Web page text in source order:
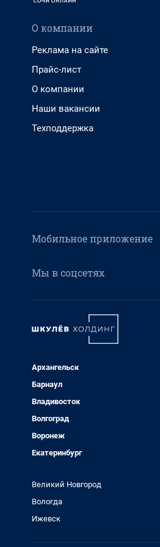
О компании
Реклама на сайте
Прайс-лист
О компании
Наши вакансии
Техподдержка
Мобильное приложение
Мы в соцсетях
Архангельск
Барнаул
Владивосток
Волгоград
Воронеж
Екатеринбург
Великий Новгород
Вологда
Ижевск